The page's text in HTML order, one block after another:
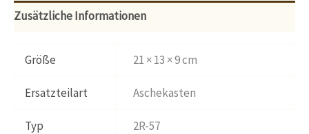
Zusätzliche Informationen
Größe 21 × 13 × 9 cm
Ersatzteilart Aschekasten
Typ 2R-57